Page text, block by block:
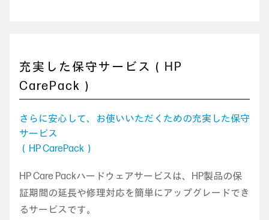
充実した保守サービス（HP
CarePack）
さらに安心して、お使いいただくための充実した保守
サービス
（HP CarePack）
HP Care Packハードウェアサービスは、HP製品の保
証期間の延長や修理対応を簡単にアップグレードでき
るサービスです。